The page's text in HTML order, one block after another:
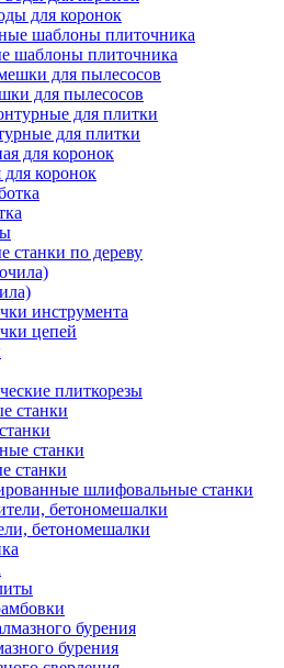
для коронок
шаблоны плиточника
для пылесосов
для плитки
коронок
станки по дереву
инструмента
цепей
плиткорезы
станки
шлифовальные станки
бетономешалки
бурения